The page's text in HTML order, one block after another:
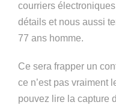
courriers
détails et nous aussi
77 ans homme.
Ce sera frapper un
ce n’est pas vraiment
pouvez lire la capture